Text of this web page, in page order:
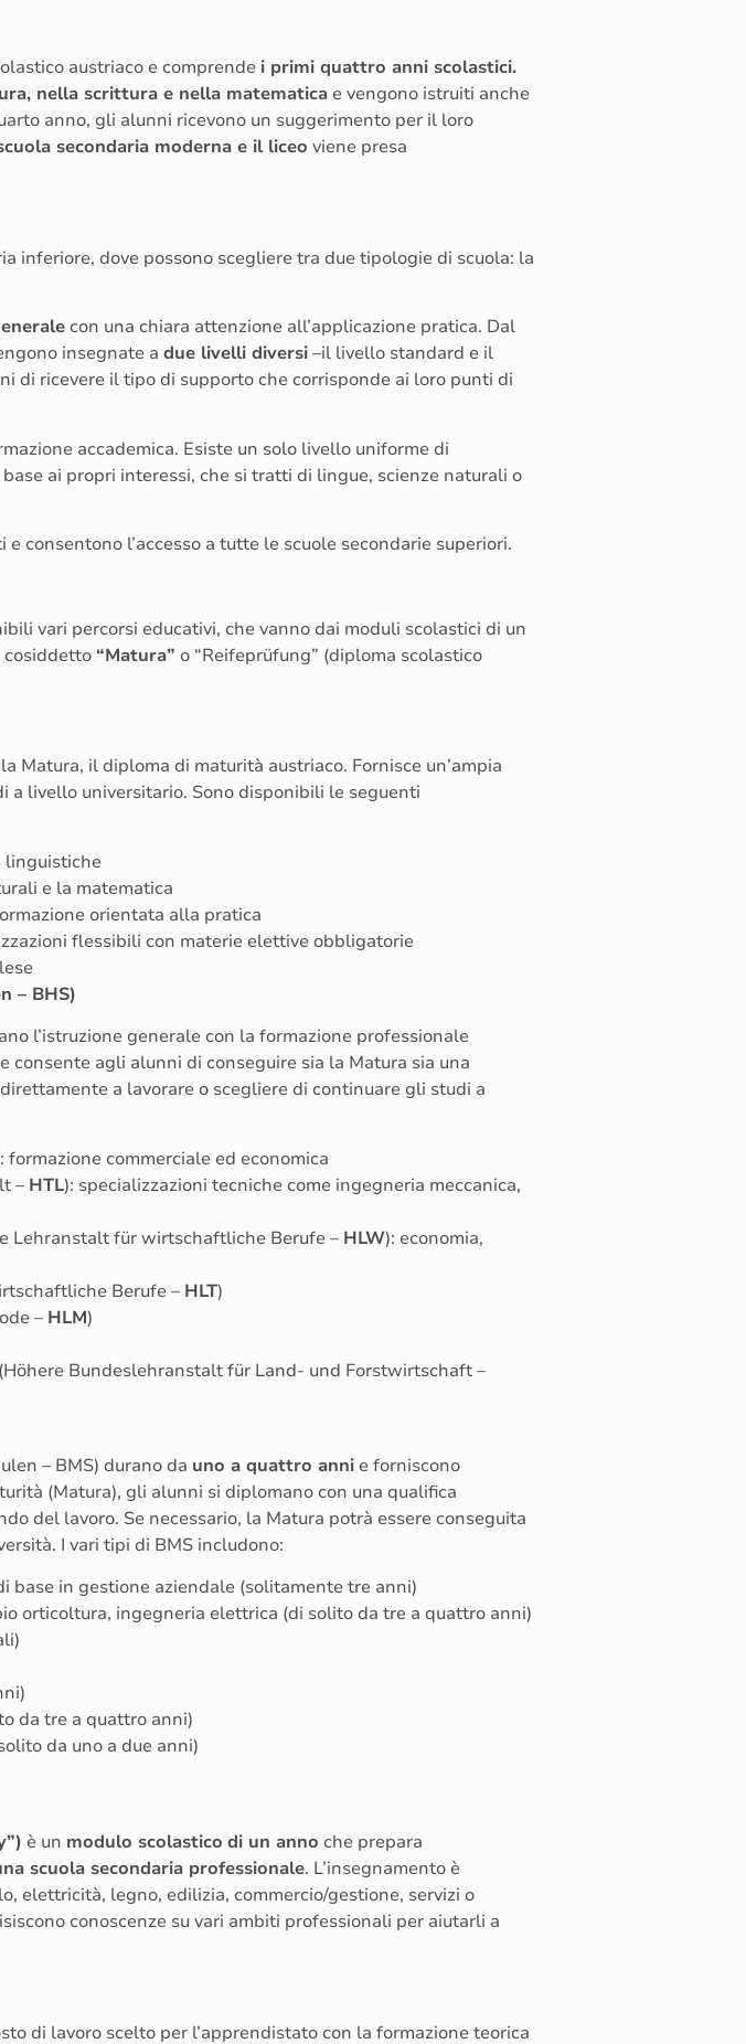
austriaco e comprende i primi quattro anni scolastici.
nella scrittura e nella matematica e vengono istruiti anche
anno, gli alunni ricevono un suggerimento per il loro
secondaria moderna e il liceo viene presa
inferiore, dove possono scegliere tra due tipologie di scuola: la
con una chiara attenzione all’applicazione pratica. Dal
insegnate a due livelli diversi–il livello standard e il
di ricevere il tipo di supporto che corrisponde ai loro punti di
accademica. Esiste un solo livello uniforme di
ai propri interessi, che si tratti di lingue, scienze naturali o
consentono l’accesso a tutte le scuole secondarie superiori.
vari percorsi educativi, che vanno dai moduli scolastici di un
cosiddetto “Matura” o “Reifeprüfung” (diploma scolastico
Matura, il diploma di maturità austriaco. Fornisce un’ampia
livello universitario. Sono disponibili le seguenti
linguistiche
e la matematica
orientata alla pratica
flessibili con materie elettive obbligatorie
– BHS)
l’istruzione generale con la formazione professionale
consente agli alunni di conseguire sia la Matura sia una
a lavorare o scegliere di continuare gli studi a
formazione commerciale ed economica
– HTL): specializzazioni tecniche come ingegneria meccanica,
Lehranstalt für wirtschaftliche Berufe – HLW): economia,
Berufe – HLT)
– HLM)
(Höhere Bundeslehranstalt für Land- und Forstwirtschaft –
– BMS) durano da uno a quattro anni e forniscono
(Matura), gli alunni si diplomano con una qualifica
del lavoro. Se necessario, la Matura potrà essere conseguita
I vari tipi di BMS includono:
base in gestione aziendale (solitamente tre anni)
orticoltura, ingegneria elettrica (di solito da tre a quattro anni)
da tre a quattro anni)
da uno a due anni)
è un modulo scolastico di un anno che prepara
scuola secondaria professionale. L’insegnamento è
elettricità, legno, edilizia, commercio/gestione, servizi o
conoscenze su vari ambiti professionali per aiutarli a
di lavoro scelto per l’apprendistato con la formazione teorica